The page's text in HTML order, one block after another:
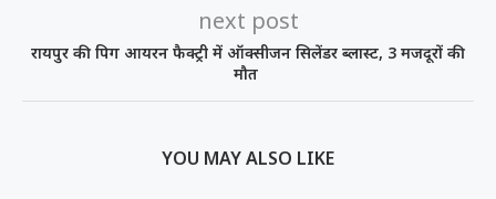
next post
रायपुर की पिग आयरन फैक्ट्री में ऑक्सीजन सिलेंडर ब्लास्ट, 3 मजदूरों की
मौत
YOU MAY ALSO LIKE